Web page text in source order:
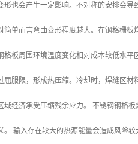
形也会产生一定影响。不对称的安排会
简单而言弯曲变形程度越大。在钢格栅
格板周围环境温度变化相对成本较低水
屈服限，形成热压缩。冷却时，焊缝区
域经济承受压缩残余应力。 不锈钢钢格
。 输入存在较大的热源能量会造成风险